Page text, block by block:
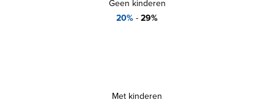
Geen kinderen
20% - 29%
Met kinderen